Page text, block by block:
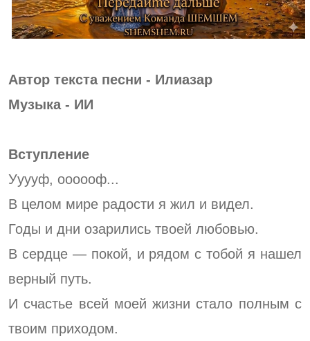
Автор текста песни - Илиазар
Музыка - ИИ
Вступление
Ууууф, оооооф...
В целом мире радости я жил и видел.
Годы и дни озарились твоей любовью.
В сердце — покой, и рядом с тобой я нашел
верный путь.
И счастье всей моей жизни стало полным с
твоим приходом.